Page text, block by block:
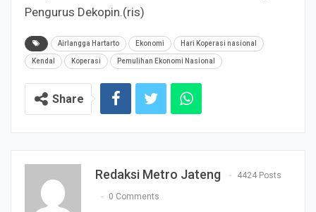
Pengurus Dekopin.(ris)
Airlangga Hartarto Ekonomi Hari Koperasi nasional
Kendal Koperasi Pemulihan Ekonomi Nasional
Share
Redaksi Metro Jateng 4424 Posts
0 Comments